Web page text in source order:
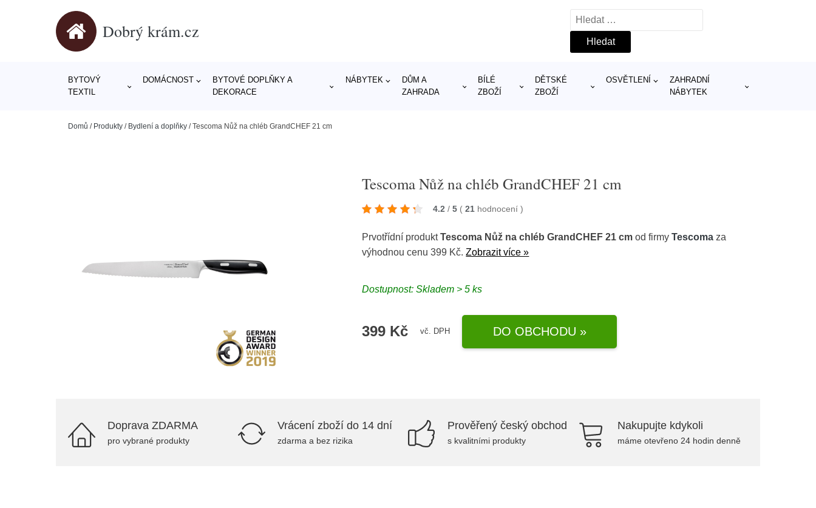
Dobrý krám.cz
Vyhledávání
BYTOVÝ
TEXTIL
DOMÁCNOST
BYTOVÉ DOPLŇKY A
DEKORACE
NÁBYTEK
DŮM A
ZAHRADA
BÍLÉ
ZBOŽÍ
DĚTSKÉ
ZBOŽÍ
OSVĚTLENÍ
ZAHRADNÍ
NÁBYTEK
Domů / Produkty / Bydlení a doplňky /Tescoma Nůž na chléb GrandCHEF 21 cm
Tescoma Nůž na chléb GrandCHEF 21 cm
4.2 / 5 ( 21 hodnocení)
Prvotřídní produktTescoma Nůž na chléb GrandCHEF 21 cm od firmyTescoma za
výhodnou cenu 399 Kč.Zobrazit více »
Dostupnost: Skladem > 5 ks
399 Kč vč. DPH DO OBCHODU »
Doprava ZDARMA
pro vybrané produkty
Vrácení zboží do 14 dní
zdarma a bez rizika
Prověřený český obchod
s kvalitními produkty
Nakupujte kdykoli
máme otevřeno 24 hodin denně